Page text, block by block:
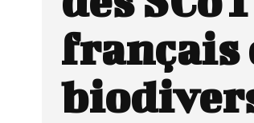
français